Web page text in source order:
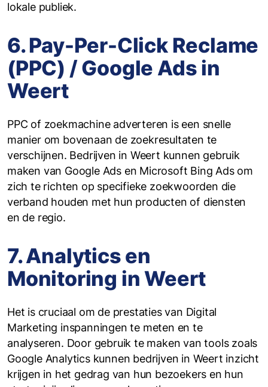
lokale publiek.
6. Pay-Per-Click Reclame
(PPC) / Google Ads in
Weert
PPC of zoekmachine adverteren is een snelle
manier om bovenaan de zoekresultaten te
verschijnen. Bedrijven in Weert kunnen gebruik
maken van Google Ads en Microsoft Bing Ads om
zich te richten op specifieke zoekwoorden die
verband houden met hun producten of diensten
en de regio.
7. Analytics en
Monitoring in Weert
Het is cruciaal om de prestaties van Digital
Marketing inspanningen te meten en te
analyseren. Door gebruik te maken van tools zoals
Google Analytics kunnen bedrijven in Weert inzicht
krijgen in het gedrag van hun bezoekers en hun